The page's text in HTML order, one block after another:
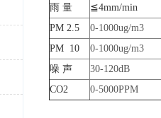
雨 量
≦4mm/min
PM 2.5 0-1000ug/m3
PM 10
0-1000ug/m3
噪 声 30-120dB
CO2
0-5000PPM